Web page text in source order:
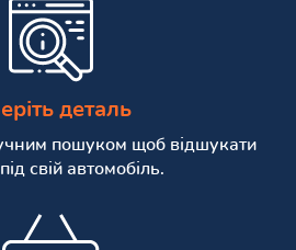
деталь
пошуком щоб відшукати
свій автомобіль.